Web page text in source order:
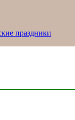
праздники